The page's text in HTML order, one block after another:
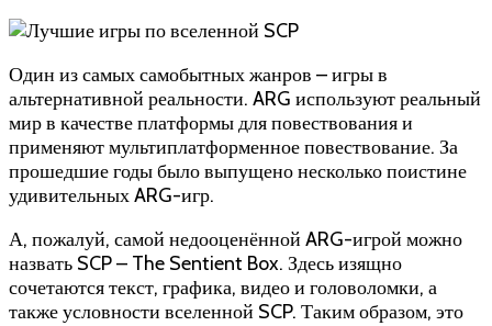
Один из самых самобытных жанров – игры в
альтернативной реальности. ARG используют реальный
мир в качестве платформы для повествования и
применяют мультиплатформенное повествование. За
прошедшие годы было выпущено несколько поистине
удивительных ARG-игр.
А, пожалуй, самой недооценённой ARG-игрой можно
назвать SCP – The Sentient Box. Здесь изящно
сочетаются текст, графика, видео и головоломки, а
также условности вселенной SCP. Таким образом, это